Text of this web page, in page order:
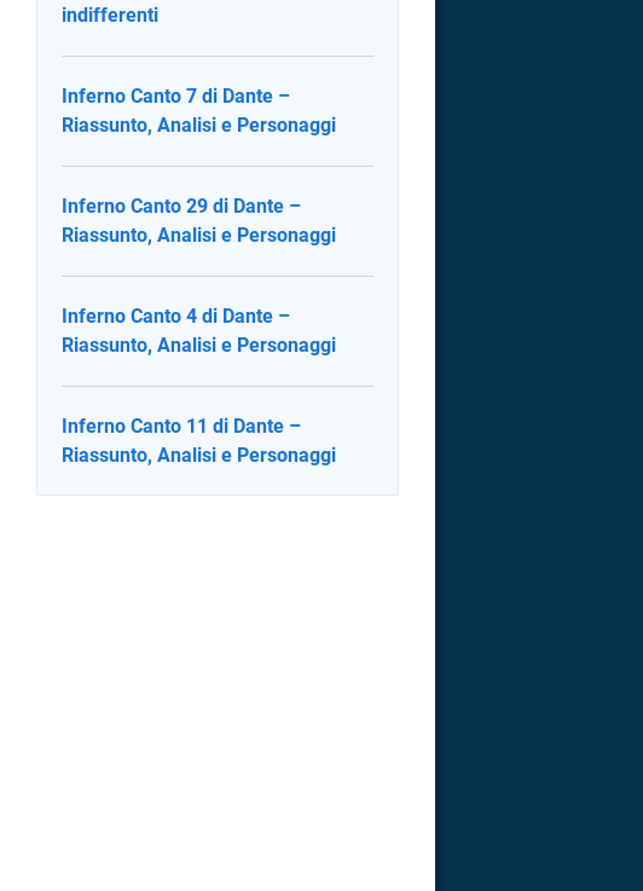
indifferenti
Inferno Canto 7 di Dante –
Riassunto, Analisi e Personaggi
Inferno Canto 29 di Dante –
Riassunto, Analisi e Personaggi
Inferno Canto 4 di Dante –
Riassunto, Analisi e Personaggi
Inferno Canto 11 di Dante –
Riassunto, Analisi e Personaggi